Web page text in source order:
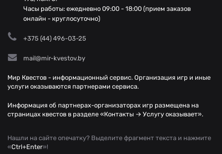
Часы работы: ежедневно 09:00 - 18:00 (прием заказов
онлайн - круглосуточно)
+375 (44) 496-03-25
mail@mir-kvestov.by
Мир Квестов - информационный сервис. Организация игр и иные
услуги оказываются партнерами сервиса.
Информация об партнерах-организаторах игр размещена на
страницах квестов в разделе «Контакты → Услугу оказывает».
Нашли на сайте опечатку? Выделите фрагмент текста и нажмите
«Ctrl+Enter»!